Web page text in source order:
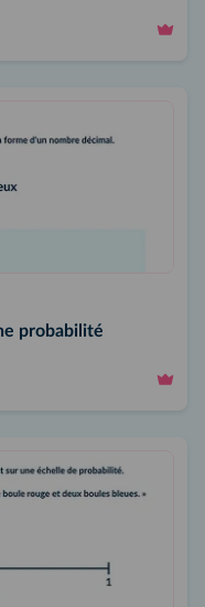
probabilité